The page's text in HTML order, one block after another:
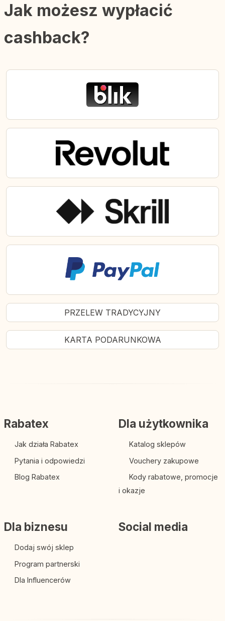
Jak możesz wypłacić
cashback?
PRZELEW TRADYCYJNY
KARTA PODARUNKOWA
Rabatex
Jak działa Rabatex
Pytania i odpowiedzi
Blog Rabatex
Dla użytkownika
Katalog sklepów
Vouchery zakupowe
Kody rabatowe, promocje
i okazje
Dla biznesu
Dodaj swój sklep
Program partnerski
Dla Influencerów
Social media